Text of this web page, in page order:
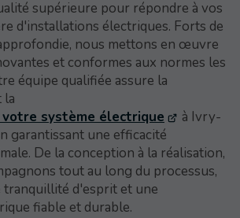
supérieure pour répondre à vos
d'installations électriques. Forts de
nous mettons en œuvre
et conformes aux normes les
équipe qualifiée assure la
la
système électrique
à Ivry-
garantissant une efficacité
De la conception à la réalisation,
tout au long du processus,
d'esprit et une
fiable et durable.